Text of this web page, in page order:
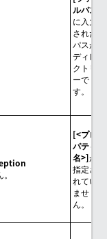
ルパス
に入力
された
パスが
ディレ
クトリ
ーで
す。
<プロ
パティ
名> が
指定さ
れてい
ませ
ん。